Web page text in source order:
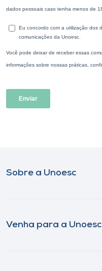
Sobre a Unoesc
Venha para a Unoesc